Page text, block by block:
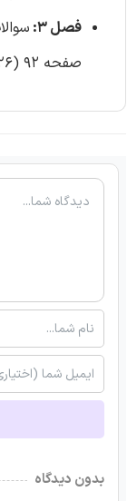
فصل 3:
صفحه 92 (126 سوال)
بدون دیدگاه